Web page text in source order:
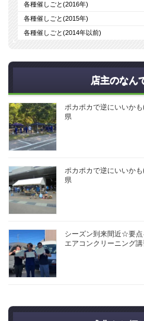
各種催しごと(2016年)
各種催しごと(2015年)
各種催しごと(2014年以前)
店主のなん
ポカポカで逆にいいか
県
ポカポカで逆にいいか
県
シーズン到来間近☆要点
エアコンクリーニング講